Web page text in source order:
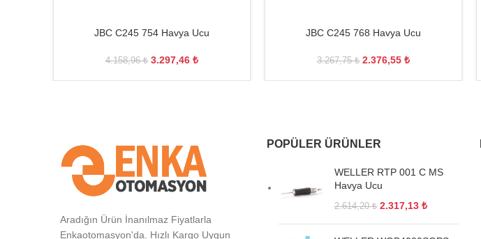
JBC C245 754 Havya Ucu
4.158,96₺ 3.297,46 ₺
JBC C245 768 Havya Ucu
3.267,75₺ 2.376,55 ₺
Aradığın Ürün İnanılmaz Fiyatlarla
Enkaotomasyon'da. Hızlı Kargo Uygun
POPÜLER ÜRÜNLER
WELLER RTP 001 C MS
Havya Ucu
2.614,20₺ 2.317,13 ₺